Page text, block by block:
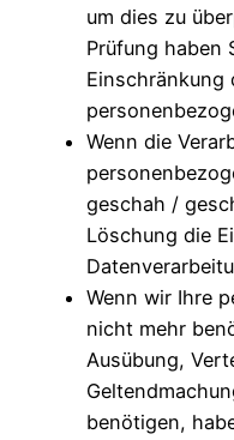
um dies zu
Prüfung haben
Einschränkung
Wenn die
geschah /
Löschung die
Wenn wir Ihre
nicht mehr
Ausübung,
benötigen,